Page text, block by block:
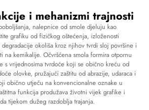
i mehanizmi trajnosti
nalepnice od smole djeluju kao
grafiku od fizičkog oštećenja, izloženosti
degradacije okoliša kroz njihov tvrdi sloj površine i
na kemikalije. Očvršćena smola formira otpornu
s vrijednosima tvrdoće koji se obično kreću od
olovke, pružajući zaštitu od abrazije, udaraca i
obično utječu na konvencionalne oznake u
funkcija produžava životni vijek grafike i
tijekom dužeg razdoblja trajanja.